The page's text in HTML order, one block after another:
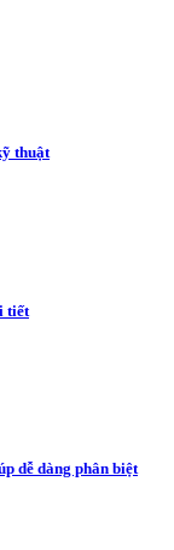
thuật
tiết
dễ dàng phân biệt